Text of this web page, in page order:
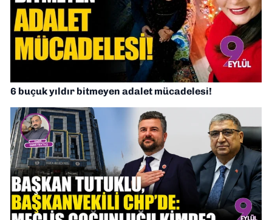
6 buçuk yıldır bitmeyen adalet mücadelesi!